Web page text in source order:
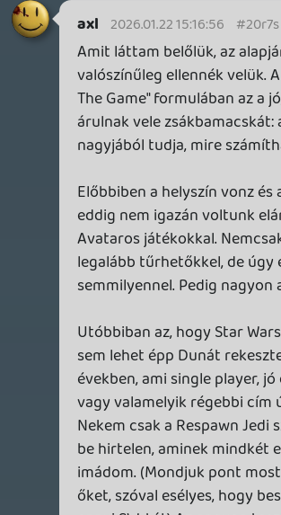
jármű PONTOSAN oda megy, ahová hívtad
(már ha épp nem akad be valamibe, mert
erre is akad példa), cache meg nincsen a
parancs esetében, azaz ha közben már
nem ott vagy, és újra hívod, szarik rá, megy
az eredeti pontra. És amíg lassan odasiklik,
nem tudsz menet közben rápattanni sem.
1997-ben amúgy megugrott.
mcmacko 2026.01.22 10:28:49
TheReturnOfDVM
2026.01.22 10:59:41
Nekem pont az jön le, a gen AI-ben látják
az ow játékok jövőjét, mint
Drazse 2026.01.22 10:33:16
TheReturnOfDVM 2026.01.22 10:58:50
#20r6p
Elég alacsony standardek mellett azok, ja.
mcmacko 2026.01.22 10:28:49
Drazse 2026.01.22 10:33:16 #20r6n